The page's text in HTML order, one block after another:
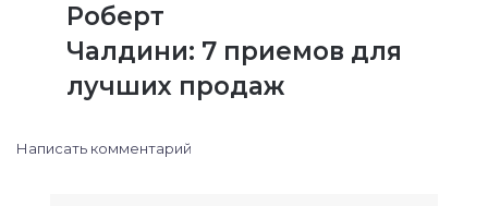
Роберт
Чалдини: 7 приемов для
лучших продаж
Написать комментарий